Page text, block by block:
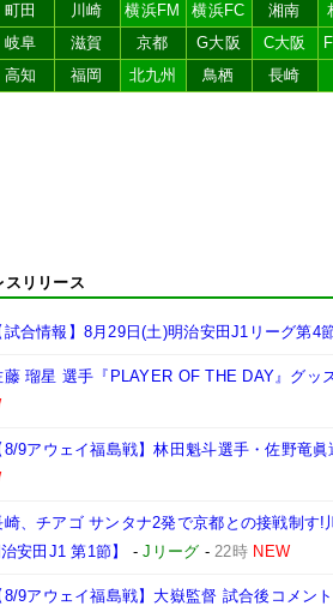
町田 川崎 横浜FM 横浜FC 湘南
岐阜 滋賀 京都 G大阪 C大阪
高知 福岡 北九州 鳥栖 長崎
スリリース
試合情報】8月29日(土)明治安田J1リーグ第4
藤 瑠星 選手『PLAYER OF THE DAY』グッ
8/9アウェイ福島戦】林田魁斗選手・佐野竜
崎、チアゴ サンタナ2発で京都との接戦制す
安田J1 第1節】
-Jリーグ -22時 NEW
8/9アウェイ福島戦】大嶽監督 試合後コメント